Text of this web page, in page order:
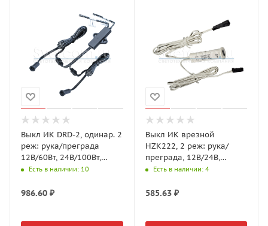
Выкл ИК DRD-2, одинар. 2
реж: рука/преграда
12В/60Вт, 24В/100Вт,
Черный (GLS)
Есть в наличии: 10
986.60 ₽
Выкл ИК врезной
HZK222, 2 реж: рука/
преграда, 12В/24В,
24Вт/48Вт, Белый (GLS)
Есть в наличии: 4
585.63₽